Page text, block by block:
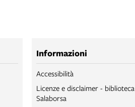
Informazioni
Accessibilità
Licenze e disclaimer - biblioteca
Salaborsa